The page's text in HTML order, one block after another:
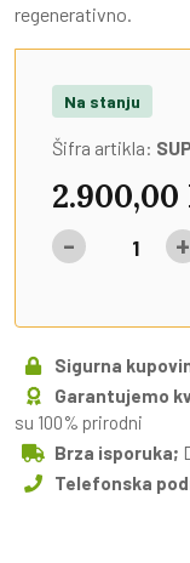
regenerativno.
Na stanju
Šifra artikla:
2.900,00
- +
Sigurna
Garantujemo
su 100% prirodni
Brza isporuka;
Telefonska